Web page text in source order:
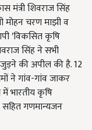
मंत्री शिवराज सिंह
मोहन चरण माझी व
'विकसित कृषि
सिंह ने सभी
की अपील की है. 12
ने गांव-गांव जाकर
भारतीय कृषि
गणमान्यजन